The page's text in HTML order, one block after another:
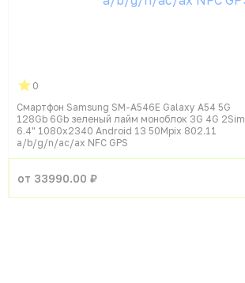
0
Смартфон Samsung SM-A546E Galaxy A54 5G
128Gb 6Gb зеленый лайм моноблок 3G 4G 2Sim
6.4" 1080x2340 Android 13 50Mpix 802.11
a/b/g/n/ac/ax NFC GPS
от 33990.00 ₽